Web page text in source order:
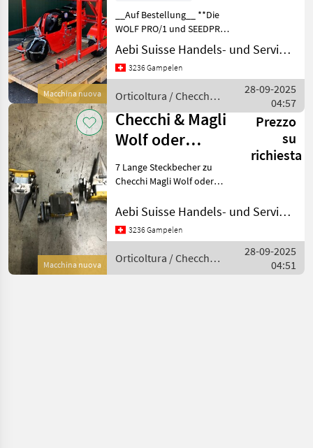
Michalak
KMK Agro
Mostra
tutti
14
MARKETPLACE
Marketplace
Offerte dei
rivenditori
Macchina nuova
__Auf Bestellung__ **Die
WOLF PRO/1 und SEEDPROe
von Checchi & Magli
bringen Präzision und
Geschwindigkeit in Deine
Mulch (auch biologi
Aebi Suisse Handels- und Serviceorganisation SA
3236 Gampelen
Orticoltura / Checchi
& Magli
28-09-2025
04:57
Macchina nuova
Checchi & Magli
Wolf oder
Wolfcompact
Prezzo
su
richiesta
7 Lange Steckbecher zu
Checchi Magli Wolf oder
Sonderrabatt ab Lager
longs pour Checchi Magli
Aebi Suisse Handels- und Serviceorganisation SA
3236 Gampelen
Orticoltura / Checchi
& Magli
28-09-2025
04:51